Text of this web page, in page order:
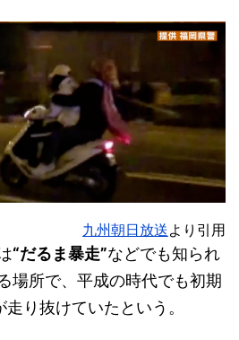
九州朝日放送より引用
“だるま暴走”などでも知られ
場所で、平成の時代でも初期
り抜けていたという。